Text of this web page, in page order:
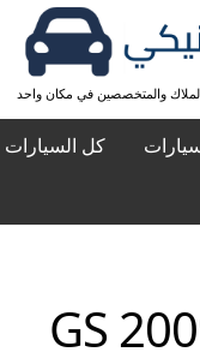
والمتخصصين في مكان واحد
كل السيارات